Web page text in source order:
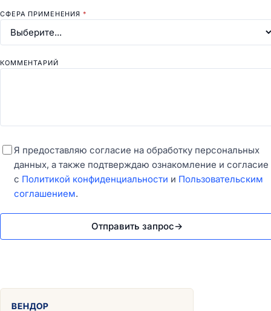
СФЕРА ПРИМЕНЕНИЯ *
КОММЕНТАРИЙ
Я предоставляю согласие на обработку персональных
данных, а также подтверждаю ознакомление и согласие
с Политикой конфиденциальности и Пользовательским
соглашением.
Отправить запрос→
ВЕНДОР